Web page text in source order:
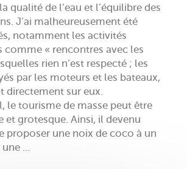
qualité de l’eau et l’équilibre des
J’ai malheureusement été
notamment les activités
comme « rencontres avec les
rien n’est respecté ; les
par les moteurs et les bateaux,
directement sur eux.
le tourisme de masse peut être
et grotesque. Ainsi, il devenu
proposer une noix de coco à un
...